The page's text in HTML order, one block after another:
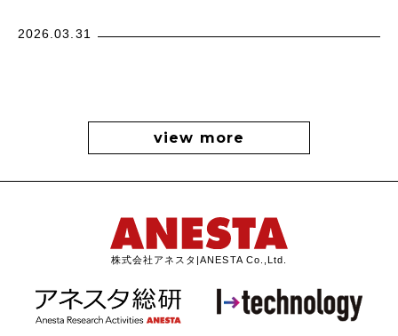
2026.03.31
view more
株式会社アネスタ|ANESTA Co.,Ltd.